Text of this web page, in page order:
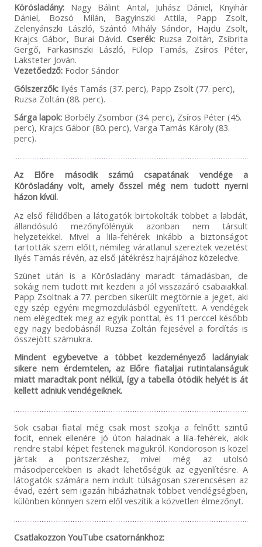
Körösladány: Nagy Bálint Antal, Juhász Dániel, Knyihár
Dániel, Bozsó Milán, Bagyinszki Attila, Papp Zsolt,
Zelenyánszki László, Szántó Mihály Sándor, Hajdu Zsolt,
Krajcs Gábor, Burai Dávid. Cserék:Ruzsa Zoltán, Zsibrita
Gergő, Farkasinszki László, Fülöp Tamás, Zsíros Péter,
Laksteter Jován.
Vezetőedző:Fodor Sándor
Gólszerzők:Ilyés Tamás (37. perc), Papp Zsolt (77. perc),
Ruzsa Zoltán (88. perc).
Sárga lapok:Borbély Zsombor (34. perc), Zsíros Péter (45.
perc), Krajcs Gábor (80. perc), Varga Tamás Károly (83.
perc).
Az Előre második számú csapatának vendége a
Körösladány volt, amely ősszel még nem tudott nyerni
házon kívül.
Az első félidőben a látogatók birtokolták többet a labdát,
állandósuló mezőnyfölényük azonban nem társult
helyzetekkel. Mivel a lila-fehérek inkább a biztonságot
tartották szem előtt, némileg váratlanul szereztek vezetést
Ilyés Tamás révén, az első játékrész hajrájához közeledve.
Szünet után is a Körösladány maradt támadásban, de
sokáig nem tudott mit kezdeni a jól visszazáró csabaiakkal.
Papp Zsoltnak a 77. percben sikerült megtörnie a jeget, aki
egy szép egyéni megmozdulásból egyenlített. A vendégek
nem elégedtek meg az egyik ponttal, és 11 perccel később
egy nagy bedobásnál Ruzsa Zoltán fejesével a fordítás is
összejött számukra.
Mindent egybevetve a többet kezdeményező ladányiak
sikere nem érdemtelen, az Előre fiataljai rutintalanságuk
miatt maradtak pont nélkül, így a tabella ötödik helyét is át
kellett adniuk vendégeiknek.
Sok csabai fiatal még csak most szokja a felnőtt szintű
focit, ennek ellenére jó úton haladnak a lila-fehérek, akik
rendre stabil képet festenek magukról. Kondoroson is közel
jártak a pontszerzéshez, mivel még az utolsó
másodpercekben is akadt lehetőségük az egyenlítésre. A
látogatók számára nem indult túlságosan szerencsésen az
évad, ezért sem igazán hibázhatnak többet vendégségben,
különben könnyen szem elől veszítik a közvetlen élmezőnyt.
Csatlakozzon YouTube csatornánkhoz: